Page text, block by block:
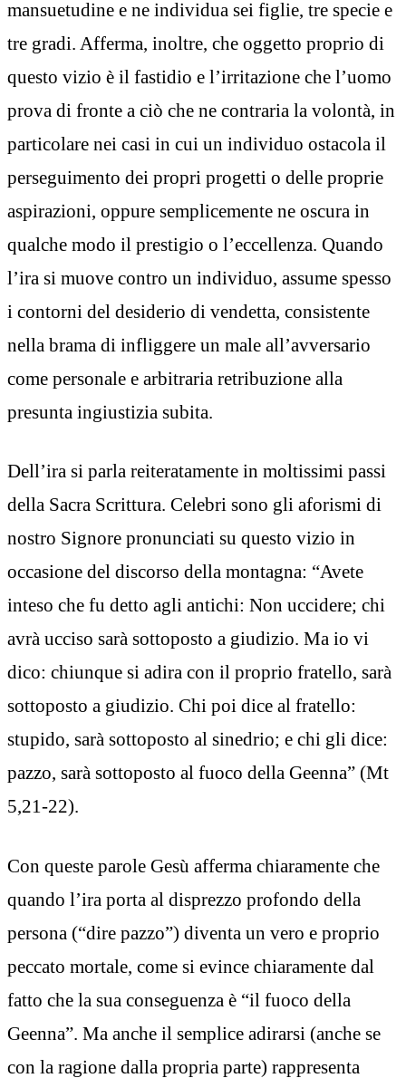
mansuetudine e ne individua sei figlie, tre specie e
tre gradi. Afferma, inoltre, che oggetto proprio di
questo vizio è il fastidio e l’irritazione che l’uomo
prova di fronte a ciò che ne contraria la volontà, in
particolare nei casi in cui un individuo ostacola il
perseguimento dei propri progetti o delle proprie
aspirazioni, oppure semplicemente ne oscura in
qualche modo il prestigio o l’eccellenza. Quando
l’ira si muove contro un individuo, assume spesso
i contorni del desiderio di vendetta, consistente
nella brama di infliggere un male all’avversario
come personale e arbitraria retribuzione alla
presunta ingiustizia subita.
Dell’ira si parla reiteratamente in moltissimi passi
della Sacra Scrittura. Celebri sono gli aforismi di
nostro Signore pronunciati su questo vizio in
occasione del discorso della montagna: “Avete
inteso che fu detto agli antichi: Non uccidere; chi
avrà ucciso sarà sottoposto a giudizio. Ma io vi
dico: chiunque si adira con il proprio fratello, sarà
sottoposto a giudizio. Chi poi dice al fratello:
stupido, sarà sottoposto al sinedrio; e chi gli dice:
pazzo, sarà sottoposto al fuoco della Geenna” (Mt
5,21-22).
Con queste parole Gesù afferma chiaramente che
quando l’ira porta al disprezzo profondo della
persona (“dire pazzo”) diventa un vero e proprio
peccato mortale, come si evince chiaramente dal
fatto che la sua conseguenza è “il fuoco della
Geenna”. Ma anche il semplice adirarsi (anche se
con la ragione dalla propria parte) rappresenta